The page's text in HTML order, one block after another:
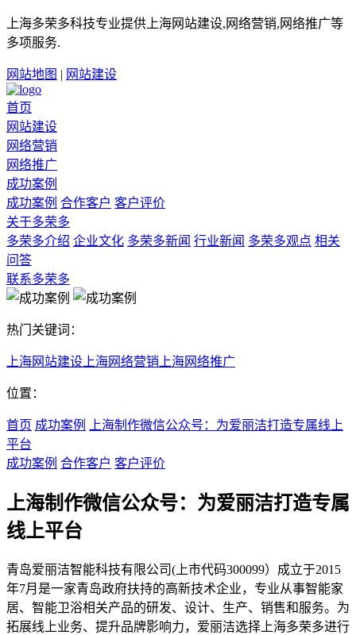
上海多荣多科技专业提供上海网站建设,网络营销,网络推广等
多项服务.
网站地图 | 网站建设
首页
网站建设
网络营销
网络推广
成功案例
成功案例 合作客户 客户评价
关于多荣多
多荣多介绍 企业文化 多荣多新闻 行业新闻 多荣多观点 相关
问答
联系多荣多
热门关键词：
上海网站建设 上海网络营销 上海网络推广
位置：
首页 成功案例
上海制作微信公众号：为爱丽洁打造专属线上
平台
成功案例 合作客户 客户评价
上海制作微信公众号：为爱丽洁打造专属
线上平台
青岛爱丽洁智能科技有限公司(上市代码300099）成立于2015
年7月是一家青岛政府扶持的高新技术企业，专业从事智能家
居、智能卫浴相关产品的研发、设计、生产、销售和服务。为
拓展线上业务、提升品牌影响力，爱丽洁选择上海多荣多进行